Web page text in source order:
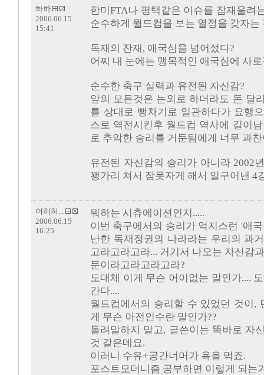
한미FTA나 평택같은 이슈를 잠재울려
순수하게 월드컵을 보는 열정을 갖자는
독재의 잔재, 애국심을 넘어섰다?
어찌 내 눈에는 맹목적인 애국심에 사
순수한 축구 실력과 유전된 자신감?
앞의 모든것은 논외로 하더라도 돈 달
를 상대로 뻥차기로 일관하다가 요행
스로 역전시킨후 월드컵 역사에 길이
로 추악한 승리를 거둔팀에게 너무 과
유전된 자신감의 승리가 아니라 2002
꽹가리 쳐서 잠못자게 해서 일구어낸 4
하하
2006.06.15
15:41
뭐하는 시츄에이션인지.....
이번 축구에서의 승리가 억지스런 '애
난한 독재정권의 나라라는 우리의 과
고라고라고라... 거기서 나오는 자신감
문이라고라고라고라?
도대체 이게 무슨 어이없는 말인가....
간다....
월드컵에서의 승리할 수 있었던 것이,
게 무슨 아전인수란 말인가??
돌려말하지 말고, 글쓴이는 똑바로 자
것 같은데요.
이러니 수유+공간너머가 욕을 먹죠.
포스트모더니즘 공부하면 이렇게 되는
어허허...
2006.06.15
16:25